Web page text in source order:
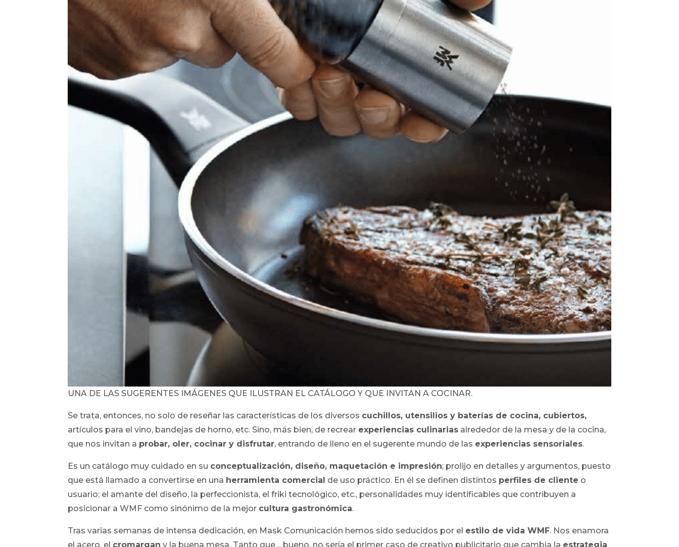
UNA DE LAS SUGERENTES IMÁGENES QUE ILUSTRAN EL CATÁLOGO Y QUE INVITAN A COCINAR.
Se trata, entonces, no solo de reseñar las características de los diversos cuchillos, utensilios y baterías de cocina, cubiertos,
artículos para el vino, bandejas de horno, etc. Sino, más bien, de recrear experiencias culinarias alrededor de la mesa y de la cocina,
que nos invitan a probar, oler, cocinar y disfrutar, entrando de lleno en el sugerente mundo de las experiencias sensoriales.
Es un catálogo muy cuidado en su conceptualización, diseño, maquetación e impresión; prolijo en detalles y argumentos, puesto
que está llamado a convertirse en una herramienta comercial de uso práctico. En él se definen distintos perfiles de cliente o
usuario: el amante del diseño, la perfeccionista, el friki tecnológico, etc., personalidades muy identificables que contribuyen a
posicionar a WMF como sinónimo de la mejor cultura gastronómica.
Tras varias semanas de intensa dedicación, en Mask Comunicación hemos sido seducidos por el estilo de vida WMF. Nos enamora
el acero, el cromargan y la buena mesa. Tanto que… bueno, no sería el primer caso de creativo publicitario que cambia la estrategia